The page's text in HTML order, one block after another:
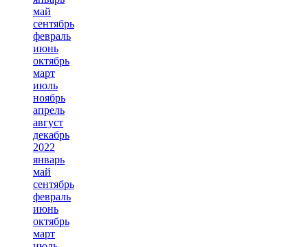
май
сентябрь
февраль
июнь
октябрь
март
июль
ноябрь
апрель
август
декабрь
2022
январь
май
сентябрь
февраль
июнь
октябрь
март